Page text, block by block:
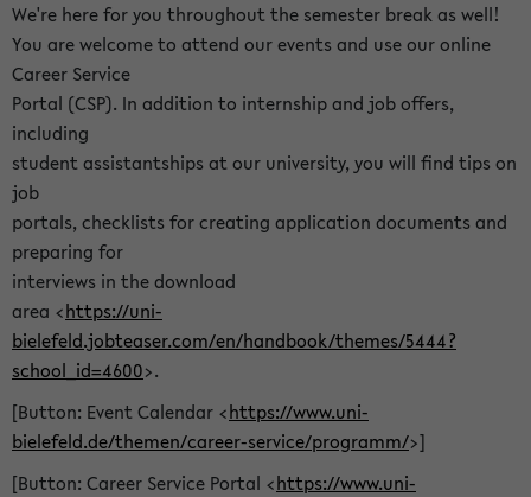
We're here for you throughout the semester break as well!
You are welcome to attend our events and use our online
Career Service
Portal (CSP). In addition to internship and job offers,
including
student assistantships at our university, you will find tips on
job
portals, checklists for creating application documents and
preparing for
interviews in the download
area <https://uni-
bielefeld.jobteaser.com/en/handbook/themes/5444?
school_id=4600>.
[Button: Event Calendar <https://www.uni-
bielefeld.de/themen/career-service/programm/>]
[Button: Career Service Portal <https://www.uni-